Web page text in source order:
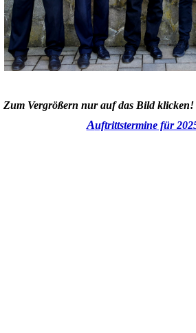
Zum Vergrößern nur auf das Bild klicken!
Auftrittstermine für